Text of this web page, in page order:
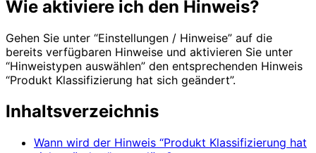
Wie aktiviere ich den Hinweis?
Gehen Sie unter “Einstellungen / Hinweise” auf die
bereits verfügbaren Hinweise und aktivieren Sie unter
“Hinweistypen auswählen” den entsprechenden Hinweis
“Produkt Klassifizierung hat sich geändert”.
Inhaltsverzeichnis
Wann wird der Hinweis “Produkt Klassifizierung hat